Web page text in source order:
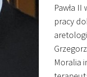
Pawła
pracy
Moralia